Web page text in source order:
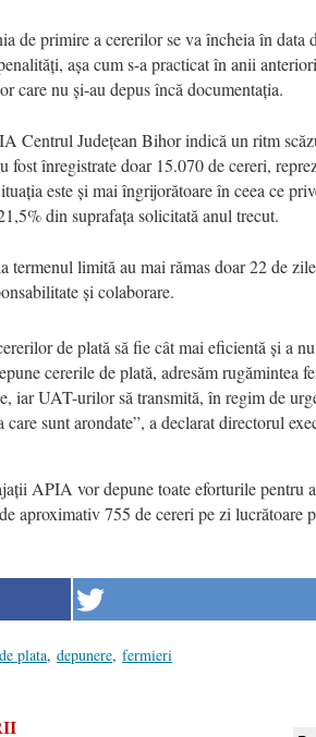
de primire a cererilor se va încheia în data
așa cum s-a practicat în anii
care nu și-au depus încă documentația.
Centrul Județean Bihor indică un ritm
fost înregistrate doar 15.070 de cereri,
este și mai îngrijorătoare în ceea ce
din suprafața solicitată anul trecut.
termenul limită au mai rămas doar 22 de
și colaborare.
de plată să fie cât mai eficientă și a
cererile de plată, adresăm rugămintea
iar UAT-urilor să transmită, în regim de
sunt arondate”, a declarat directorul
APIA vor depune toate eforturile pentru
aproximativ 755 de cereri pe zi lucrătoare
plata, depunere, fermieri